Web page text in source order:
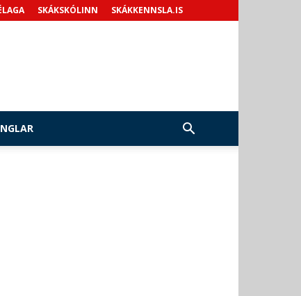
SKÁKSKÓLINN SKÁKKENNSLA.IS